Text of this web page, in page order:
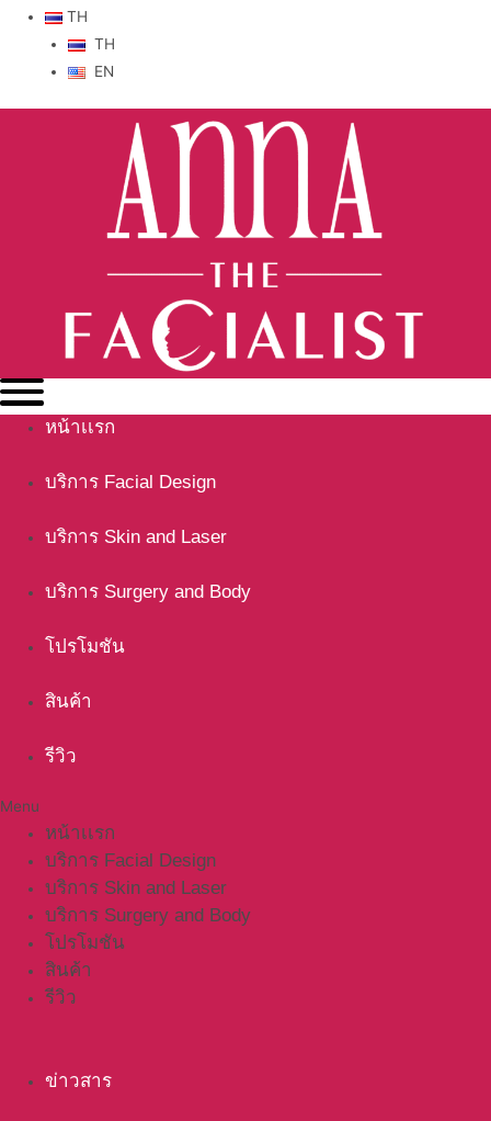
TH
TH
EN
หน้าเเรก
บริการ Facial Design
บริการ Skin and Laser
บริการ Surgery and Body
โปรโมชัน
สินค้า
รีวิว
Menu
หน้าเเรก
บริการ Facial Design
บริการ Skin and Laser
บริการ Surgery and Body
โปรโมชัน
สินค้า
รีวิว
ข่าวสาร